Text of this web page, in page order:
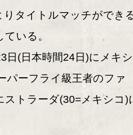
りタイトルマッチができ
いる。
(日本時間24日)にメキ
パーフライ級王者のファ
ストラーダ(30=メキシコ)